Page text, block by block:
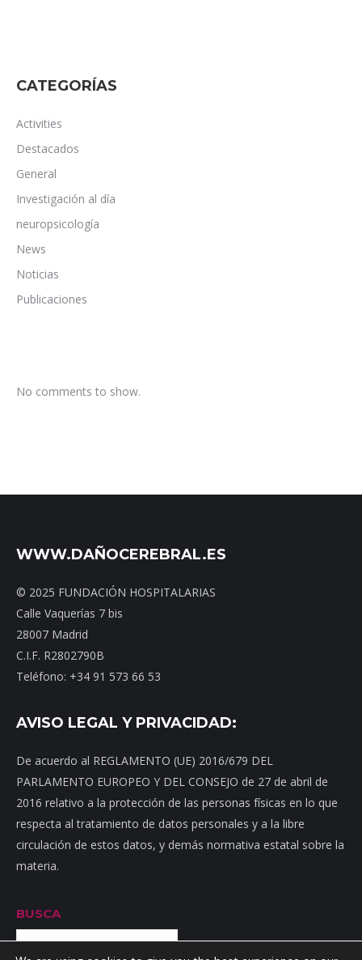
CATEGORÍAS
Activities
Destacados
General
Investigación al día
neuropsicología
News
Noticias
Publicaciones
No comments to show.
WWW.DAÑOCEREBRAL.ES
© 2025 FUNDACIÓN HOSPITALARIAS
Calle Vaquerías 7 bis
28007 Madrid
C.I.F. R2802790B
Teléfono: +34 91 573 66 53
AVISO LEGAL Y PRIVACIDAD:
De acuerdo al REGLAMENTO (UE) 2016/679 DEL
PARLAMENTO EUROPEO Y DEL CONSEJO de 27 de abril de
2016 relativo a la protección de las personas físicas en lo que
respecta al tratamiento de datos personales y a la libre
circulación de estos datos, y demás normativa estatal sobre la
materia.
BUSCA
Buscar